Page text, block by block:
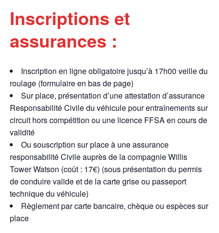
Inscriptions et
assurances :
Inscription en ligne obligatoire jusqu’à 17h00 veille du
roulage (formulaire en bas de page)
Sur place, présentation d’une attestation d’assurance
Responsabilité Civile du véhicule pour entraînements sur
circuit hors compétition ou une licence FFSA en cours de
validité
Ou souscription sur place à une assurance
responsabilité Civile auprès de la compagnie Willis
Tower Watson (coût : 17€) (sous présentation du permis
de conduire valide et de la carte grise ou passeport
technique du véhicule)
Règlement par carte bancaire, chèque ou espèces sur
place